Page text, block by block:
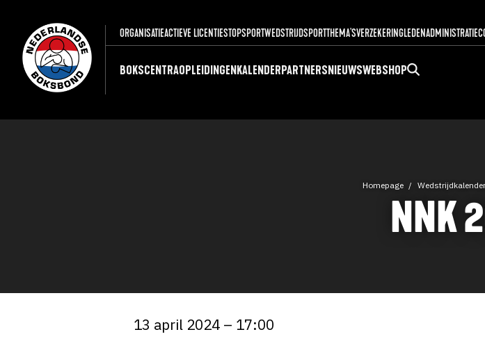
ORGANISATIEACTIEVE LICENTIESTOPSPORTWEDSTRIJDSPORTTHEMA'SVERZEKERINGLEDENADMINISTRATIE
BOKSCENTRAOPLEIDINGENKALENDERPARTNERSNIEUWSWEBSHOP
Homepage Wedstrijdkalender
NNK
13 april 2024 – 17:00